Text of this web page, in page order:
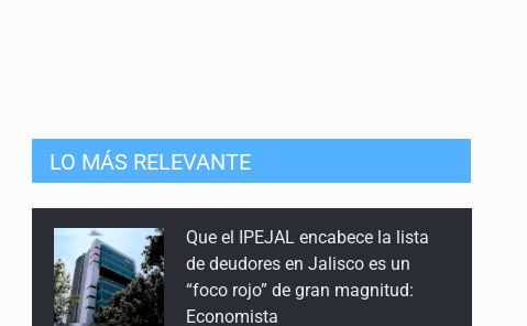
240 años sin Goodricke
20 de Abril de 2026
85 años sin miss Cannon
13 de Abril de 2026
LO MÁS RELEVANTE“foco rojo” de gran magnitud:
Economista
Catean centro de operaciones de
fraude inmobiliario en Zapopan